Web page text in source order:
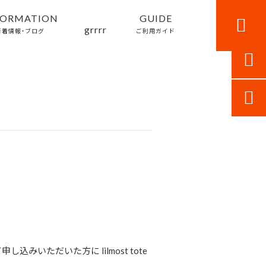
情報・ブログ grrrr
GUIDE
ご利用ガイド 
し込みいただいた方に lilmost tote

